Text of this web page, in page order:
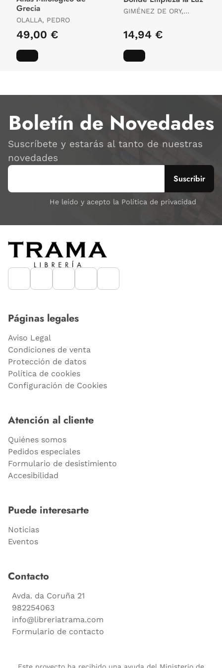
Grecia
OLALLA, PEDRO
49,00 €
GIMÉNEZ DE ORY,
14,94 €
Boletín de Novedades
Suscríbete y estarás al tanto de nuestras
novedades
He leído y acepto la Política de privacidad
Páginas legales
Aviso Legal
Condiciones de venta
Protección de datos
Política de cookies
Configuración de Cookies
Atención al cliente
Quiénes somos
Pedidos especiales
Formulario de desistimiento
Accesibilidad
Puede interesarte
Noticias
Eventos
Contacto
Avda. da Coruña 21
982254063
info@libreriatrama.com
Formulario de contacto
Este proyecto ha recibido una ayuda del Ministerio de